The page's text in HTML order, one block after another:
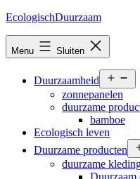
Ga
inhoud
EcologischDuurzaam
Menu Sluiten
Duurzaamheid
zonnepanelen
duurzame
bamboe
Ecologisch leven
Duurzame producten
duurzame
Duurzaam